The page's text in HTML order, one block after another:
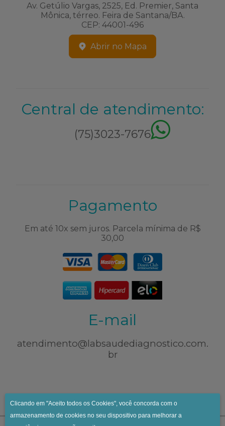
Av. Getúlio Vargas, 2525, Ed. Premier, Santa
Mônica, térreo. Feira de Santana/BA.
CEP: 44001-496
Abrir no Mapa
Central de atendimento:
(75)3023-7676
Pagamento
Em até 10x sem juros. Parcela mínima de R$
30,00
E-mail
atendimento@labsaudediagnostico.com.
br
Clicando em "Aceito todos os Cookies", você concorda com o
armazenamento de cookies no seu dispositivo para melhorar a